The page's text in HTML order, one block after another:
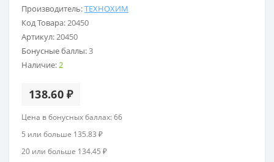
Производитель:ТЕХНОХИМ
Код Товара:20450
Артикул:20450
Бонусные баллы:3
Наличие:2
138.60 ₽
Цена в бонусных баллах: 66
5 или больше 135.83 ₽
20 или больше 134.45 ₽